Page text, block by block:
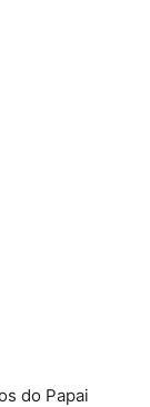
do Papai